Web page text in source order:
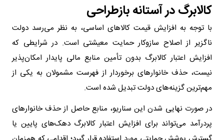
کالابرگ در آستانه بازطراحی
با توجه به افزایش قیمت کالا‌های اساسی، به نظر می‌رسد دولت
ناگزیر از اصلاح سازوکار حمایت معیشتی است. در شرایطی که
افزایش اعتبار کالابرگ بدون تأمین منابع مالی پایدار امکان‌پذیر
نیست، حذف خانوار‌های برخوردار از فهرست مشمولان به یکی از
مهم‌ترین گزینه‌های دولت تبدیل شده است.
در صورت نهایی شدن این سناریو، منابع حاصل از حذف خانوار‌های
پردرآمد می‌تواند برای افزایش اعتبار کالابرگ دهک‌های پایین یا